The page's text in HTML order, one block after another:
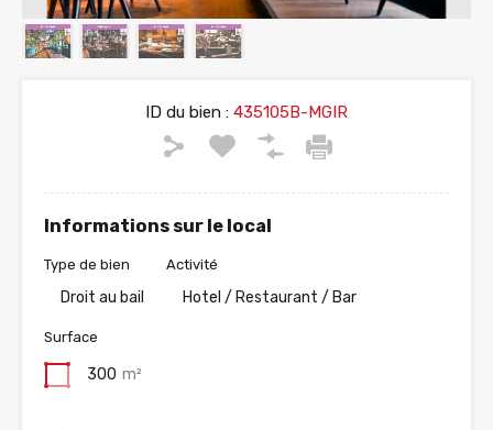
ID du bien : 435105B-MGIR
Informations sur le local
Type de bien
Droit au bail
Activité
Hotel / Restaurant / Bar
Surface
300 m²